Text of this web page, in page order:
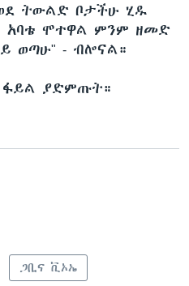
ትውልድ ቦታችሁ ሂዱ
አባቴ ሞተዋል ምንም ዘመድ
ወጣሁ" - ብሎናል።
ፋይል ያድምጡት።
ጋቢና ቪኦኤ